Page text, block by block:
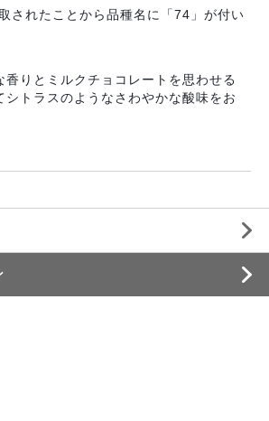
されたことから品種名に「74」が付い
香りとミルクチョコレートを思わせる
シトラスのようなさわやかな酸味をお